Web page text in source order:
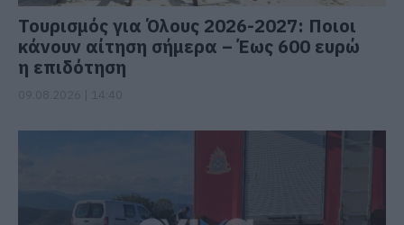
Τουρισμός για Όλους 2026-2027: Ποιοι
κάνουν αίτηση σήμερα – Έως 600 ευρώ
η επιδότηση